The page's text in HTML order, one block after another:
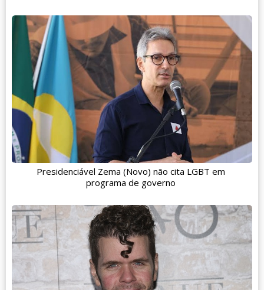
Presidenciável Zema (Novo) não cita LGBT em
programa de governo